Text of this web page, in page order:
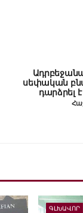
սեփական
դարձրել
ԳԼԽԱՎՈՐ